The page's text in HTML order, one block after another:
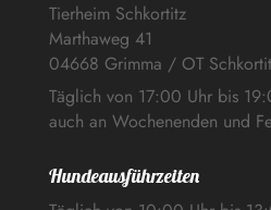
Tierheim Schkortitz
Marthaweg 41
04668 Grimma / OT
Täglich von 17:00 Uhr bis
auch an Wochenenden und
Hundeausführzeiten